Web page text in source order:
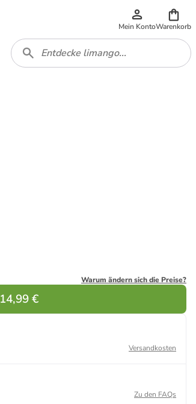
Mein KontoWarenkorb
Warum ändern sich die Preise?
14,99 €
Versandkosten
Zu den FAQs